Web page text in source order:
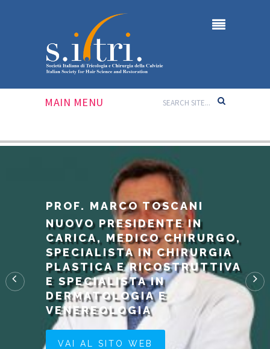
MAIN MENU
PROF. MARCO TOSCANI
NUOVO PRESIDENTE IN
CARICA, MEDICO CHIRURGO,
SPECIALISTA IN CHIRURGIA
PLASTICA E RICOSTRUTTIVA
E SPECIALISTA IN
DERMATOLOGIA E
VENEREOLOGIA
VAI AL SITO WEB